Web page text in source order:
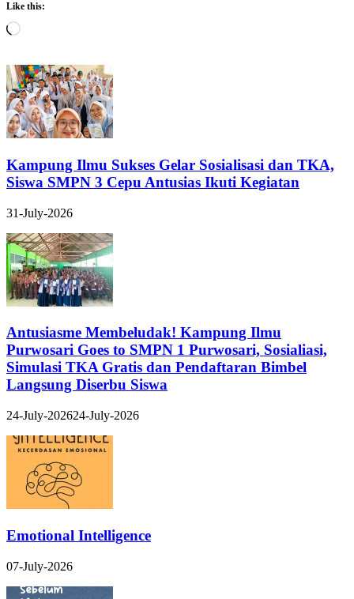
Like this:
Loading…
Kampung Ilmu Sukses Gelar Sosialisasi dan TKA,
Siswa SMPN 3 Cepu Antusias Ikuti Kegiatan
31-July-2026
Antusiasme Membeludak! Kampung Ilmu
Purwosari Goes to SMPN 1 Purwosari, Sosialiasi,
Simulasi TKA Gratis dan Pendaftaran Bimbel
Langsung Diserbu Siswa
24-July-202624-July-2026
Emotional Intelligence
07-July-2026